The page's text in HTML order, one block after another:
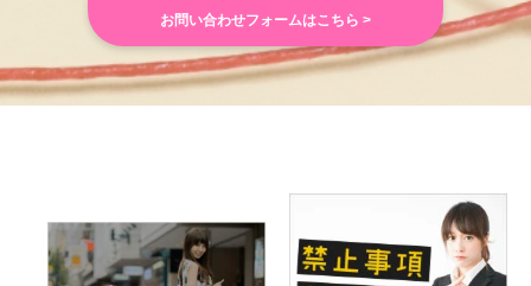
Q.過去または現在の習い事、資格の有無など教えてください
A.着付け師の資格を持ってるので浴衣デートの時は自分で着
付けられます！浴衣も何着か持ってます♡
Q.将来の夢や頑張っていることは何ですか
A. 将来、自分のお店を持つことが夢！
アイドルのようににこやかに歌ってる姿がステキでし
た。ありがと
お問い合わせフォームはこちら >